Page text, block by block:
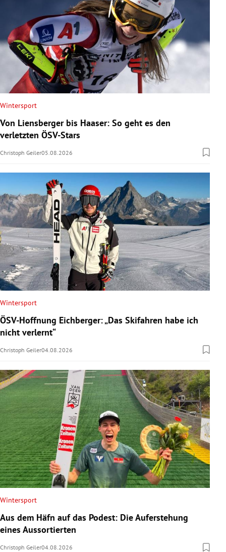
Wintersport
Von Liensberger bis Haaser: So geht es den
verletzten ÖSV-Stars
Christoph Geiler05.08.2026
Wintersport
ÖSV-Hoffnung Eichberger: „Das Skifahren habe ich
nicht verlernt“
Christoph Geiler04.08.2026
Wintersport
Aus dem Häfn auf das Podest: Die Auferstehung
eines Aussortierten
Christoph Geiler04.08.2026